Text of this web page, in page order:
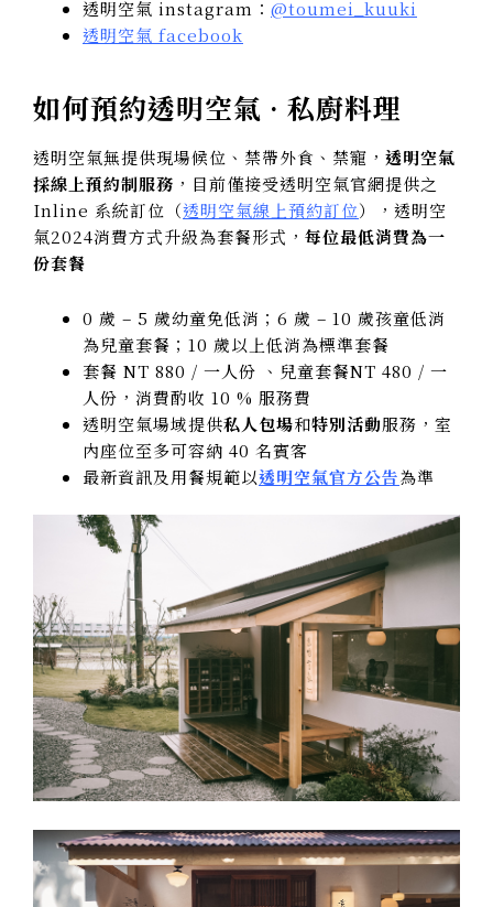
透明空氣 instagram： @toumei_kuuki
透明空氣 facebook
如何預約透明空氣 · 私廚料理
透明空氣無提供現場候位、禁帶外食、禁寵， 透明空氣
採線上預約制服務 ，目前僅接受透明空氣官網提供之
Inline 系統訂位（透明空氣線上預約訂位），透明空
氣2024消費方式升級為套餐形式， 每位最低消費為一
份套餐
0 歲 – 5 歲幼童免低消；6 歲 – 10 歲孩童低消
為兒童套餐；10 歲以上低消為標準套餐
套餐 NT 880 / 一人份 、兒童套餐NT 480 / 一
人份，消費酌收 10 % 服務費
透明空氣場域提供私人包場和特別活動服務，室
內座位至多可容納 40 名賓客
最新資訊及用餐規範以透明空氣官方公告為準